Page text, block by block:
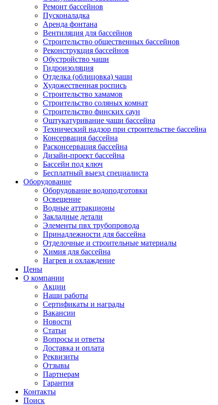
Ремонт бассейнов
Пусконаладка
Аренда фонтана
Вентиляция для бассейнов
Строительство общественных бассейнов
Реконструкция бассейнов
Обустройство чаши
Гидроизоляция
Отделка (облицовка) чаши
Художественная роспись
Строительство хамамов
Строительство соляных комнат
Строительство финских саун
Оштукатуривание чаши бассейна
Технический надзор при строительстве бассейна
Консервация бассейна
Расконсервация бассейна
Дизайн-проект бассейна
Бассейн под ключ
Бесплатный выезд специалиста
Оборудование
Оборудование водоподготовки
Освещение
Водные аттракционы
Закладные детали
Элементы пвх трубопровода
Принадлежности для бассейна
Отделочные и строительные материалы
Химия для бассейна
Нагрев и охлаждение
Цены
О компании
Акции
Наши работы
Сертификаты и награды
Вакансии
Новости
Статьи
Вопросы и ответы
Доставка и оплата
Реквизиты
Отзывы
Партнерам
Гарантия
Контакты
Поиск